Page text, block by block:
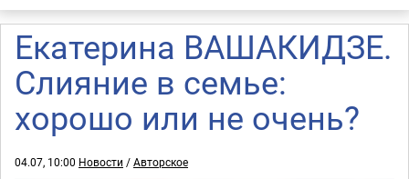
Екатерина ВАШАКИДЗЕ.
Слияние в семье:
хорошо или не очень?
04.07, 10:00 Новости /Авторское